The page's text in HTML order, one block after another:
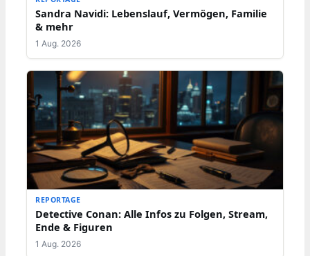
Sandra Navidi: Lebenslauf, Vermögen, Familie
& mehr
1 Aug. 2026
REPORTAGE
Detective Conan: Alle Infos zu Folgen, Stream,
Ende & Figuren
1 Aug. 2026